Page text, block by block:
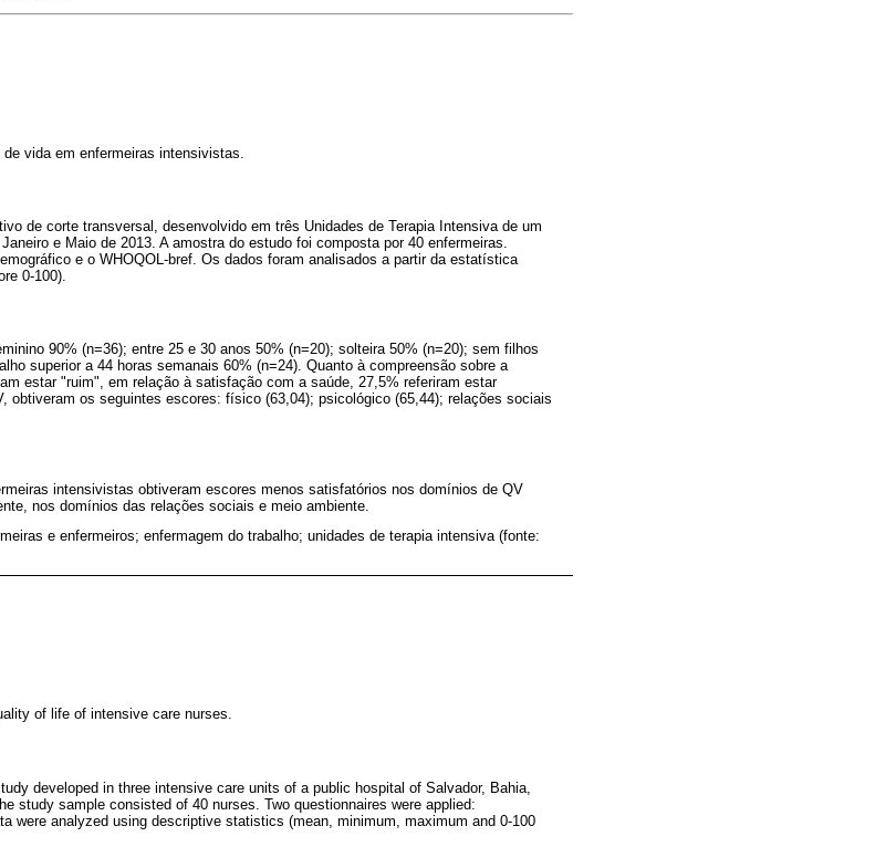
vida em enfermeiras intensivistas.
de corte transversal, desenvolvido em três Unidades de Terapia Intensiva de um
e Maio de 2013. A amostra do estudo foi composta por 40 enfermeiras.
e o WHOQOL-bref. Os dados foram analisados a partir da estatística
0-100).
90% (n=36); entre 25 e 30 anos 50% (n=20); solteira 50% (n=20); sem filhos
superior a 44 horas semanais 60% (n=24). Quanto à compreensão sobre a
estar "ruim", em relação à satisfação com a saúde, 27,5% referiram estar
obtiveram os seguintes escores: físico (63,04); psicológico (65,44); relações sociais
intensivistas obtiveram escores menos satisfatórios nos domínios de QV
nos domínios das relações sociais e meio ambiente.
e enfermeiros; enfermagem do trabalho; unidades de terapia intensiva (fonte:
of life of intensive care nurses.
developed in three intensive care units of a public hospital of Salvador, Bahia,
study sample consisted of 40 nurses. Two questionnaires were applied:
were analyzed using descriptive statistics (mean, minimum, maximum and 0-100